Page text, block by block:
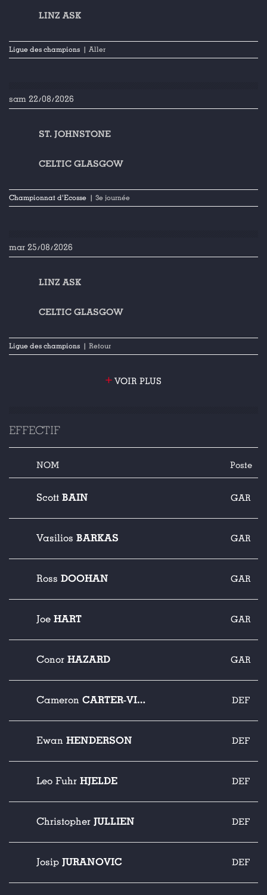
LINZ ASK
Ligue des champions | Aller
sam 22/08/2026
ST. JOHNSTONE
CELTIC GLASGOW
Championnat d'Ecosse | 3e journée
mar 25/08/2026
LINZ ASK
CELTIC GLASGOW
Ligue des champions | Retour
+ VOIR PLUS
EFFECTIF
NOM Poste
Scott BAIN GAR
Vasilios BARKAS GAR
Ross DOOHAN GAR
Joe HART GAR
Conor HAZARD GAR
Cameron CARTER-VICKERS DEF
Ewan HENDERSON DEF
Leo Fuhr HJELDE DEF
Christopher JULLIEN DEF
Josip JURANOVIC DEF